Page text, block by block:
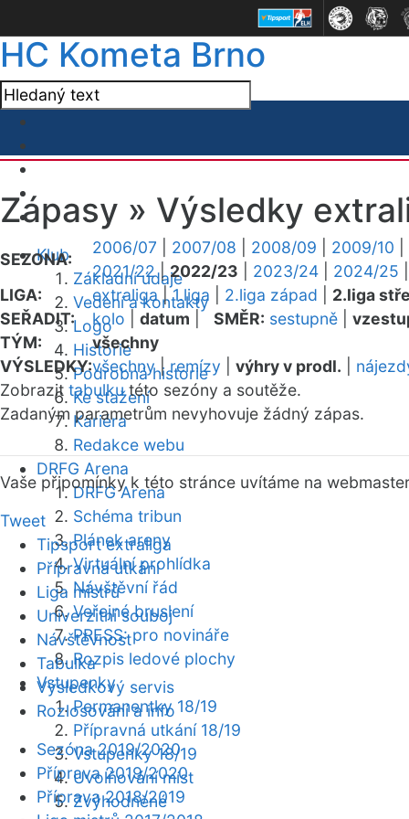
HC Kometa Brno
Klub
Základní údaje
Vedení a kontakty
Logo
Historie
Podrobná historie
Ke stažení
Kariéra
Redakce webu
DRFG Arena
DRFG Arena
Schéma tribun
Plánek areny
Virtuální prohlídka
Návštěvní řád
Veřejné bruslení
PRESS: pro novináře
Rozpis ledové plochy
Vstupenky
Permanentky 18/19
Přípravná utkání 18/19
Vstupenky 18/19
Uvolňování míst
Zvýhodněné
Zápasy » Výsledky
SEZONA:
2006/07 2007/08 2008/09 2009/10
2021/22|2022/23 2023/24 2024/25
LIGA:
extraliga |1.liga 2.liga západ 2.liga
SEŘADIT:
kolo datum SMĚR: sestupně
TÝM:
všechny
VÝSLEDKY:všechny|remízy výhry v prodl.
Zobrazit tabulkutéto sezóny a soutěže.
Zadaným parametrům nevyhovuje žádný zápas.
Vaše připomínky k této stránce uvítáme na webmaster
Tweet
Tipsport extraliga
Přípravná utkání
Liga mistrů
Univerzitní souboj
Návštěvnost
Tabulka
Výsledkový servis
Rozlosování a info
Sezóna 2019/2020
Příprava 2019/2020
Příprava 2018/2019